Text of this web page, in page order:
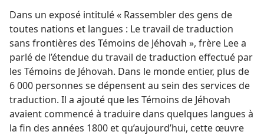
Dans un exposé intitulé « Rassembler des gens de
toutes nations et langues : Le travail de traduction
sans frontières des Témoins de Jéhovah », frère Lee a
parlé de l’étendue du travail de traduction effectué par
les Témoins de Jéhovah. Dans le monde entier, plus de
6 000 personnes se dépensent au sein des services de
traduction. Il a ajouté que les Témoins de Jéhovah
avaient commencé à traduire dans quelques langues à
la fin des années 1800 et qu’aujourd’hui, cette œuvre